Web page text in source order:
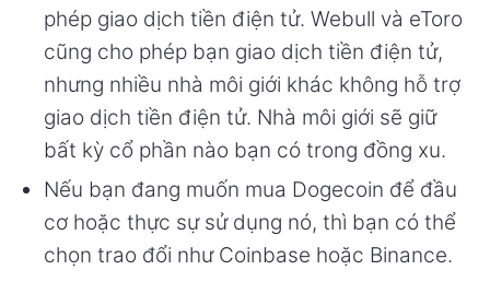
phép giao dịch tiền điện tử. Webull và eToro
cũng cho phép bạn giao dịch tiền điện tử,
nhưng nhiều nhà môi giới khác không hỗ trợ
giao dịch tiền điện tử. Nhà môi giới sẽ giữ
bất kỳ cổ phần nào bạn có trong đồng xu.
Nếu bạn đang muốn mua Dogecoin để đầu
cơ hoặc thực sự sử dụng nó, thì bạn có thể
chọn trao đổi như Coinbase hoặc Binance.